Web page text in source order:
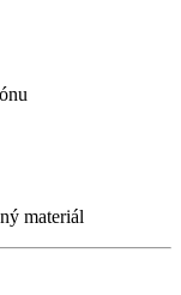
materiál